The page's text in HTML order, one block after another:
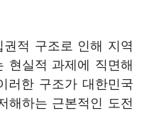
적 구조로 인해 지역
현실적 과제에 직면해
러한 구조가 대한민국
해하는 근본적인 도전